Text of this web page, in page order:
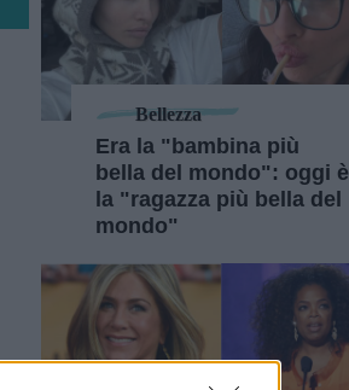
Bellezza
Era la "bambina più
bella del mondo": oggi è
la "ragazza più bella del
mondo"